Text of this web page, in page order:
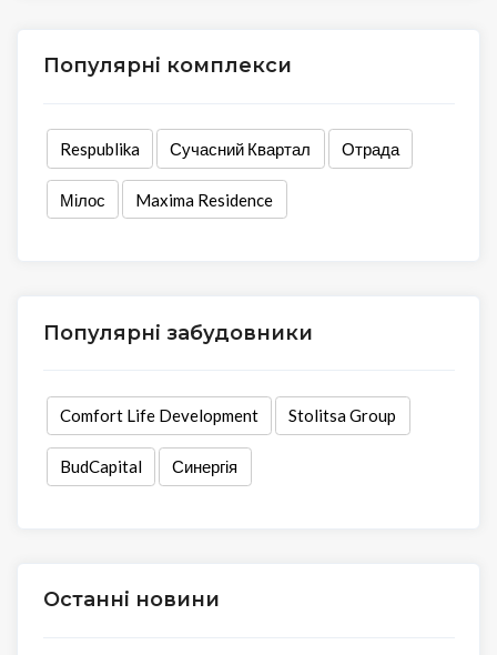
Популярні комплекси
Respublika Сучасний Квартал Отрада
Мілос Maxima Residence
Популярні забудовники
Comfort Life Development Stolitsa Group
BudCapital Синергія
Останні новини